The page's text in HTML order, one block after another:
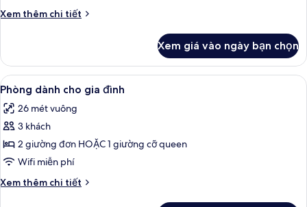
Xem thêm chi tiết
Chi
Phòng
Tiêu
chuẩn
Xem giá vào ngày bạn chọn
Xem
tất
cả
ảnh
Phòng
dành
cho
gia
Bộ đồ giường kháng dị ứng,
5
Phòng dành cho gia đình
26 mét vuông
3 khách
2 giường đơn HOẶC 1 giường cỡ queen
Wifi miễn phí
Xem thêm chi tiết
Chi